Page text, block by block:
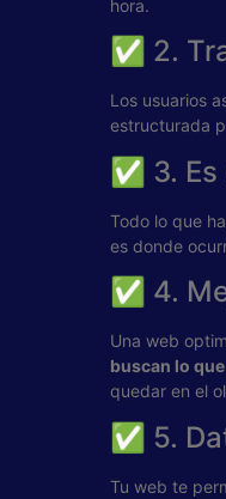
hora.
✅ 2.
Los usuarios
estructurada
✅ 3.
Todo lo que
es donde
✅ 4.
Una web
buscan lo
quedar en el
✅ 5.
Tu web te